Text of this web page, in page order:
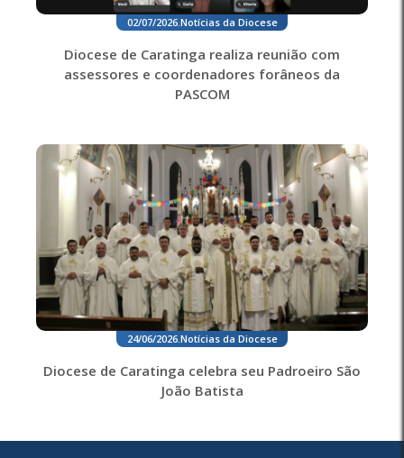
02/07/2026. Notícias da Diocese
Diocese de Caratinga realiza reunião com
assessores e coordenadores forâneos da
PASCOM
24/06/2026. Notícias da Diocese
Diocese de Caratinga celebra seu Padroeiro São
João Batista